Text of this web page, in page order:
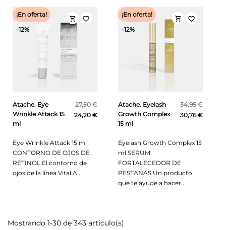
Atache. Eye
Wrinkle Attack 15
ml
27,50 €
24,20 €
Eye Wrinkle Attack 15 ml
CONTORNO DE OJOS DE
RETINOL El contorno de
ojos de la línea Vital A...
shopping_cart
¡En oferta!
-12%
favorite_border
Atache. Eyelash
Growth Complex
15 ml
34,95 €
30,76 €
Eyelash Growth Complex 15
ml SERUM
FORTALECEDOR DE
PESTAÑAS Un producto
que te ayude a hacer...
shopping_cart
¡En oferta!
-12%
favorite_border
Mostrando 1-30 de 343 artículo(s)